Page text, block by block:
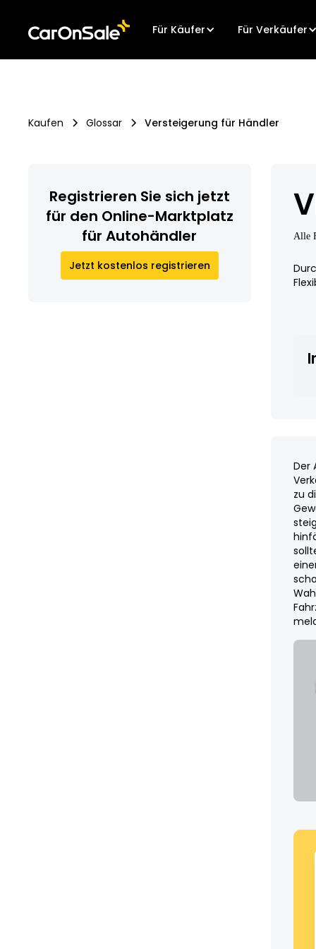
Für Käufer Für Verkäufer
Kaufen Glossar Versteigerung für Händler
Registrieren Sie sich jetzt
für den Online-Marktplatz
für Autohändler
Jetzt kostenlos registrieren
Alle
Der
zu